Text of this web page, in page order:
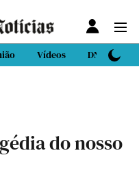
Vídeos DN Sport
do nosso